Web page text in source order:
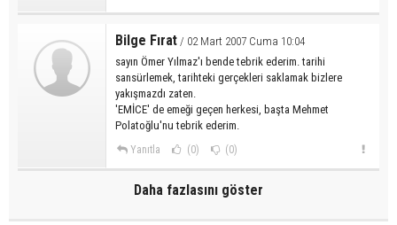
Bilge Fırat / 02 Mart 2007 Cuma 10:04
sayın Ömer Yılmaz'ı bende tebrik ederim. tarihi
sansürlemek, tarihteki gerçekleri saklamak bizlere
yakışmazdı zaten.
'EMİCE' de emeği geçen herkesi, başta Mehmet
Polatoğlu'nu tebrik ederim.
Yanıtla (0) (0)
Daha fazlasını göster